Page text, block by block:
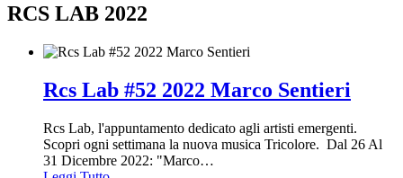
RCS LAB 2022
Rcs Lab #52 2022 Marco Sentieri
Rcs Lab, l'appuntamento dedicato agli artisti emergenti.
Scopri ogni settimana la nuova musica Tricolore. Dal 26 Al
31 Dicembre 2022: "Marco…